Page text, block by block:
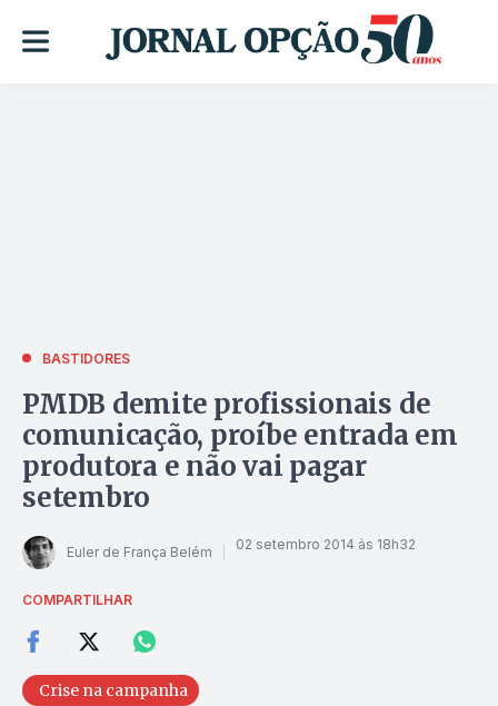
BASTIDORES
PMDB demite profissionais de
comunicação, proíbe entrada em
produtora e não vai pagar
setembro
Euler de França Belém 02 setembro 2014 às 18h32
COMPARTILHAR
Crise na campanha